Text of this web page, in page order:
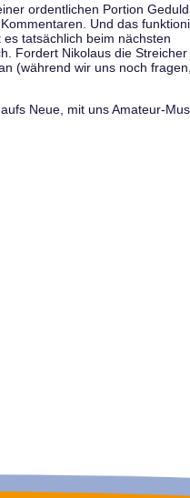
ordentlichen Portion Geduld,
Und das
tatsächlich beim nächsten
Fordert Nikolaus die Streicher
(während wir uns noch
Neue, mit uns Amateur-